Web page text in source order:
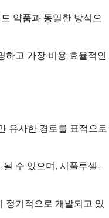
약품과 동일한 방식으
하고 가장 비용 효율적인
유사한 경로를 표적으로
수 있으며, 시풀루셀-
정기적으로 개발되고 있